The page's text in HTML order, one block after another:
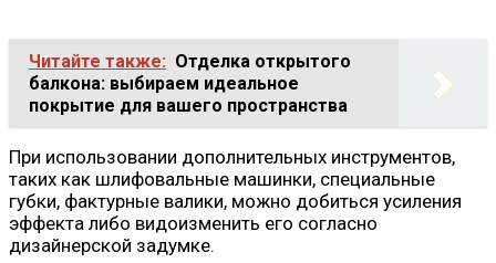
Читайте также: Отделка открытого
балкона: выбираем идеальное
покрытие для вашего пространства
При использовании дополнительных инструментов,
таких как шлифовальные машинки, специальные
губки, фактурные валики, можно добиться усиления
эффекта либо видоизменить его согласно
дизайнерской задумке.